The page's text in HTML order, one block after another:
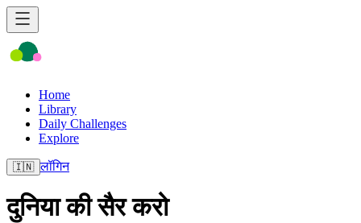
Home
Library
Daily Challenges
Explore
🇮🇳 लॉगिन
दुनिया की सैर करो